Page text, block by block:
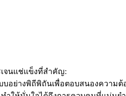
จนแช่แข็งที่สำคัญ:
อย่างพิถีพิถันเพื่อตอบสนองความ